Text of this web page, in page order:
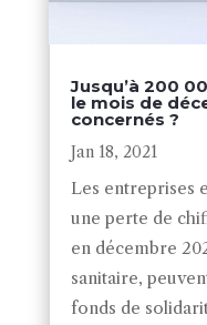
Jusqu’à 200
le mois de
concernés ?
Jan 18, 2021
Les entreprises
une perte de
en décembre
sanitaire,
fonds de